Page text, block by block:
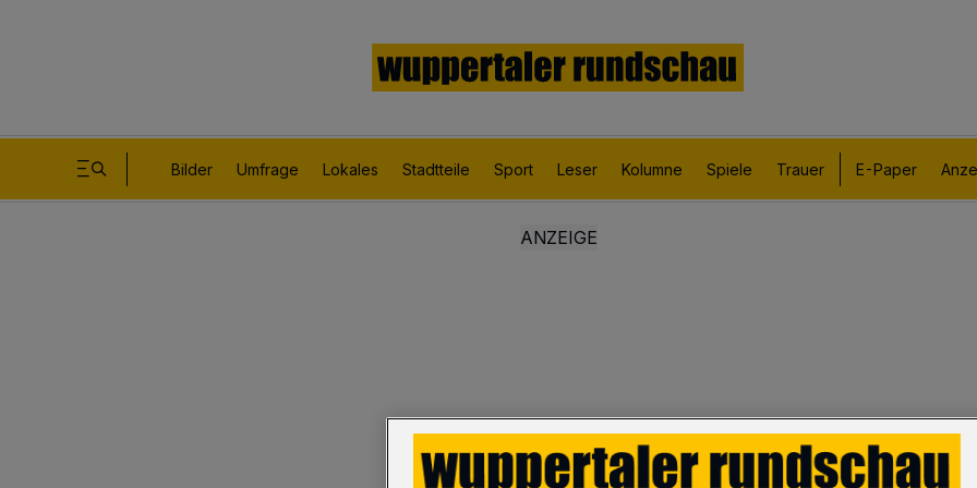
Bilder Umfrage Lokales Stadtteile Sport Leser Kolumne Spiele Trauer E-Paper